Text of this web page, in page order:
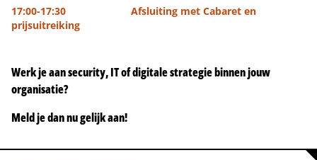
17:00-17:30 Afsluiting met Cabaret en
prijsuitreiking
Werk je aan security, IT of digitale strategie binnen jouw
organisatie?
Meld je dan nu gelijk aan!